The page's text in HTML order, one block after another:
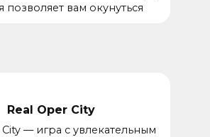
позволяет вам окунуться
Real Oper City
— игра с увлекательным